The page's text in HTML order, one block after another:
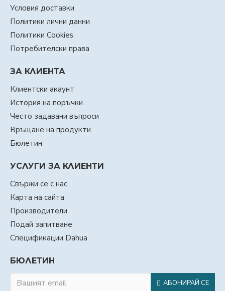
Условия доставки
Политики лични данни
Политики Cookies
Потребителски права
ЗА КЛИЕНТА
Клиентски акаунт
История на поръчки
Често задавани въпроси
Връщане на продукти
Бюлетин
УСЛУГИ ЗА КЛИЕНТИ
Свържи се с нас
Карта на сайта
Производители
Подай запитване
Спецификации Dahua
БЮЛЕТИН
АБОНИРАЙ СЕ